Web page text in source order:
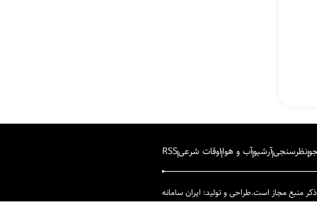
منطقه‌ای
از جهش ۶۰ درصدی صادرات تا ورود
نظرسنجیآرشیوآب و هوااوقات شرعیRSS
ذکر منبع مجاز است.طراحی و تولید: ایران سامانه